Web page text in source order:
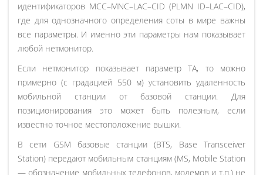
идентификаторов MCC–MNC–LAC–CID (PLMN ID–LAC–CID),
где для однозначного определения соты в мире важны
все параметры. И именно эти параметры нам показывает
любой нетмонитор.
Если нетмонитор показывает параметр TA, то можно
примерно (с градацией 550 м) установить удаленность
мобильной станции от базовой станции. Для
позиционирования это может быть полезным, если
известно точное местоположение вышки.
В сети GSM базовые станции (BTS, Base Transceiver
Station) передают мобильным станциям (MS, Mobile Station
— обозначение мобильных телефонов, модемов и т.п.) не